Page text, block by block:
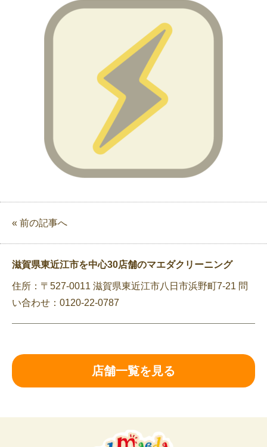
« 前の記事へ
滋賀県東近江市を中心30店舗のマエダクリーニング
住所：〒527-0011 滋賀県東近江市八日市浜野町7-21 問
い合わせ：0120-22-0787
店舗一覧を見る